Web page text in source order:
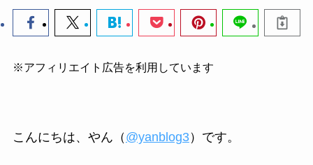
※アフィリエイト広告を利用しています
こんにちは、やん（ @yanblog3）です。